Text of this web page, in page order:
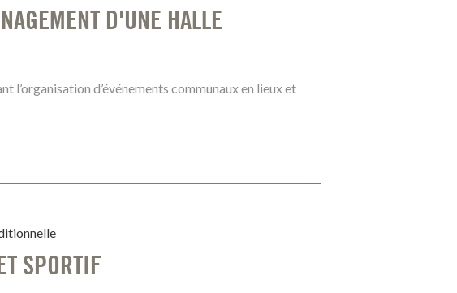
D'UNE HALLE
l’organisation d’événements communaux en lieux et
SPORTIF